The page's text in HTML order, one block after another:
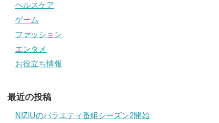
ヘルスケア
ゲーム
ファッション
エンタメ
お役立ち情報
最近の投稿
NIZIUのバラエティ番組シーズン2開始